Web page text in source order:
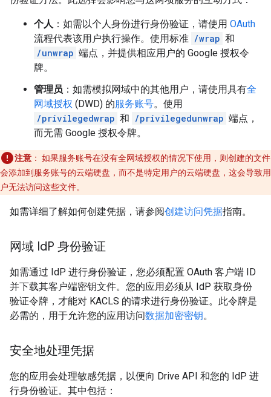
个人 ：如需以个人身份进行身份验证，请使用 OAuth
流程代表该用户执行操作。使用标准 /wrap 和
/unwrap 端点，并提供相应用户的 Google 授权令
牌。
管理员 ：如需模拟网域中的其他用户，请使用具有全
网域授权 (DWD) 的服务账号。使用
/privilegedwrap 和 /privilegedunwrap 端点，
而无需 Google 授权令牌。
注意 ： 如果服务账号在没有全网域授权的情况下使用，则创建的文件
会添加到服务账号的云端硬盘，而不是特定用户的云端硬盘，这会导致用
户无法访问这些文件。
如需详细了解如何创建凭据，请参阅创建访问凭据指南。
网域 IdP 身份验证
如需通过 IdP 进行身份验证，您必须配置 OAuth 客户端 ID
并下载其客户端密钥文件。您的应用必须从 IdP 获取身份
验证令牌，才能对 KACLS 的请求进行身份验证。此令牌是
必需的，用于允许您的应用访问数据加密密钥。
安全地处理凭据
您的应用会处理敏感凭据，以便向 Drive API 和您的 IdP 进
行身份验证。其中包括：